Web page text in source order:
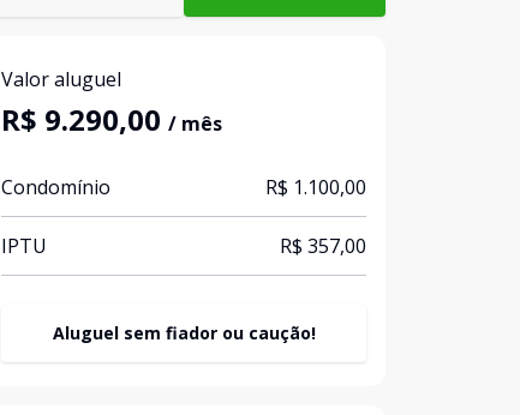
Valor aluguel
R$ 9.290,00 / mês
Condomínio R$ 1.100,00
IPTU R$ 357,00
Aluguel sem fiador ou caução!